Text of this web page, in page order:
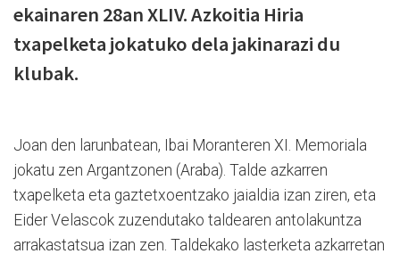
ekainaren 28an XLIV. Azkoitia Hiria
txapelketa jokatuko dela jakinarazi du
klubak.
Joan den larunbatean, Ibai Moranteren XI. Memoriala
jokatu zen Argantzonen (Araba). Talde azkarren
txapelketa eta gaztetxoentzako jaialdia izan ziren, eta
Eider Velascok zuzendutako taldearen antolakuntza
arrakastatsua izan zen. Taldekako lasterketa azkarretan